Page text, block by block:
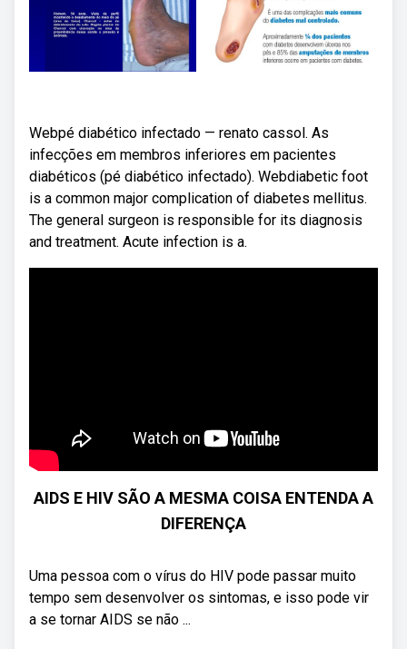
Webpé diabético infectado — renato cassol. As
infecções em membros inferiores em pacientes
diabéticos (pé diabético infectado). Webdiabetic foot
is a common major complication of diabetes mellitus.
The general surgeon is responsible for its diagnosis
and treatment. Acute infection is a.
AIDS E HIV SÃO A MESMA COISA ENTENDA A
DIFERENÇA
Uma pessoa com o vírus do HIV pode passar muito
tempo sem desenvolver os sintomas, e isso pode vir
a se tornar AIDS se não ...